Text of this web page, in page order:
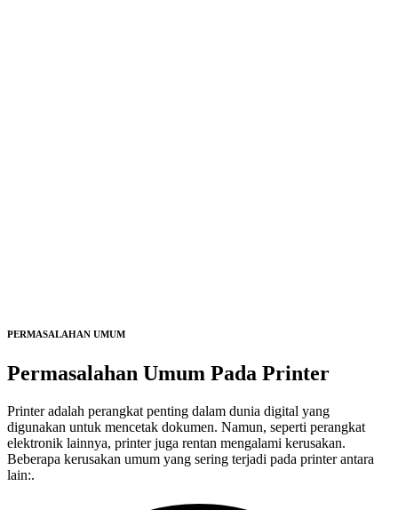
PERMASALAHAN UMUM
Permasalahan Umum Pada Printer
Printer adalah perangkat penting dalam dunia digital yang
digunakan untuk mencetak dokumen. Namun, seperti perangkat
elektronik lainnya, printer juga rentan mengalami kerusakan.
Beberapa kerusakan umum yang sering terjadi pada printer antara
lain:.